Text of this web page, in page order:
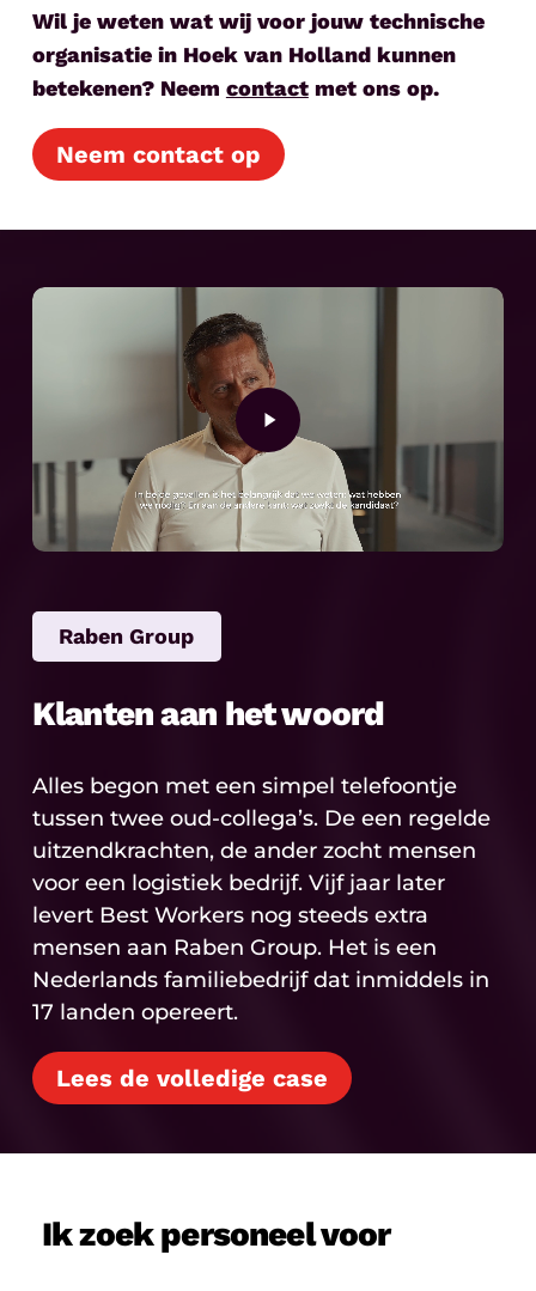
Wil je weten wat wij voor jouw technische
organisatie in Hoek van Holland kunnen
betekenen? Neem contactmet ons op.
Neem contact op
Play
Raben Group
Klanten aan het woord
Alles begon met een simpel telefoontje
tussen twee oud-collega’s. De een regelde
uitzendkrachten, de ander zocht mensen
voor een logistiek bedrijf. Vijf jaar later
levert Best Workers nog steeds extra
mensen aan Raben Group. Het is een
Nederlands familiebedrijf dat inmiddels in
17 landen opereert.
Lees de volledige case
Ik zoek personeel voor